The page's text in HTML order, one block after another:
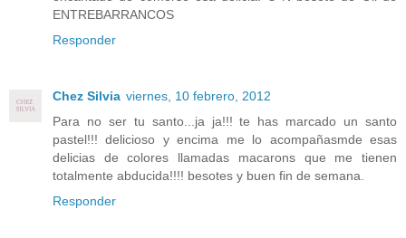
ENTREBARRANCOS
Responder
Chez Silvia viernes, 10 febrero, 2012
Para no ser tu santo...ja ja!!! te has marcado un santo
pastel!!! delicioso y encima me lo acompañasmde esas
delicias de colores llamadas macarons que me tienen
totalmente abducida!!!! besotes y buen fin de semana.
Responder